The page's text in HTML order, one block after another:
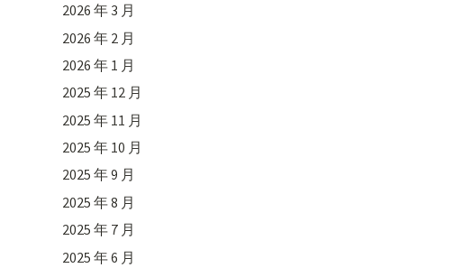
2026 年 3 月
2026 年 2 月
2026 年 1 月
2025 年 12 月
2025 年 11 月
2025 年 10 月
2025 年 9 月
2025 年 8 月
2025 年 7 月
2025 年 6 月